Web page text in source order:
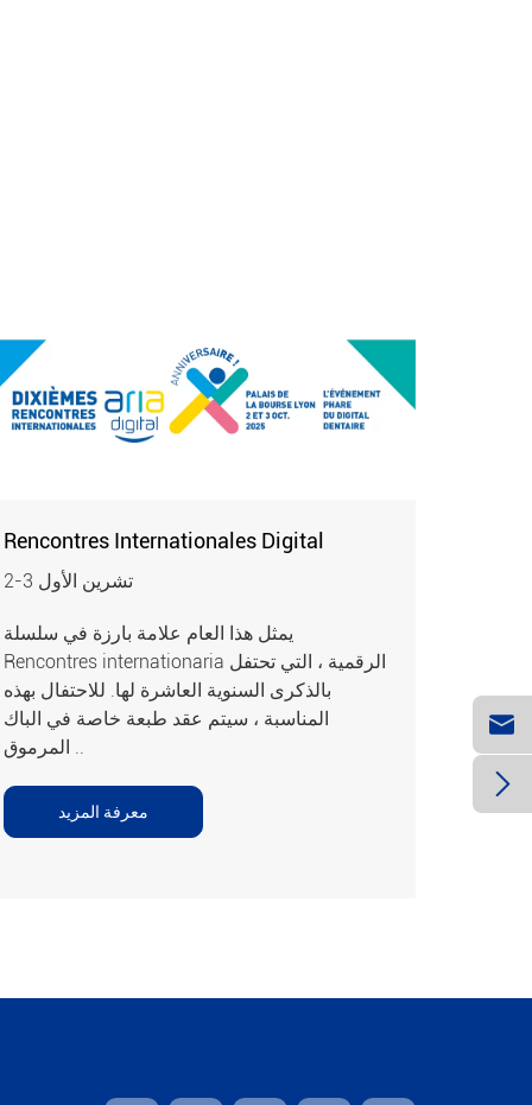
Rencontres Internationales Digital
2-3 تشرين الأول
يمثل هذا العام علامة بارزة في سلسلة
Rencontres internationaria الرقمية ، التي تحتفل
بالذكرى السنوية العاشرة لها. للاحتفال بهذه
المناسبة ، سيتم عقد طبعة خاصة في الباك
المرموق ..
معرفة المزيد

